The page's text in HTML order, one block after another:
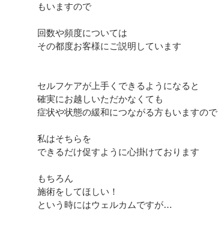
もいますので
回数や頻度については
その都度お客様にご説明しています
セルフケアが上手くできるようになると
確実にお越しいただかなくても
症状や状態の緩和につながる方もいますので
私はそちらを
できるだけ促すように心掛けております
もちろん
施術をしてほしい！
という時にはウェルカムですが…